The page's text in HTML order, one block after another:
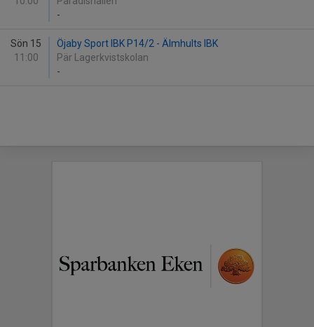
-
Sön 15
11:00
Öjaby Sport IBK P14/2 - Älmhults IBK
Pär Lagerkvistskolan
-